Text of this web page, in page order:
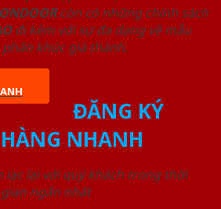
còn có những chính sách
đi kèm với sự đa dạng về mẫu
khúc giá thành.
ĐĂNG KÝ
NHANH
lạc lại với quý khách trong thời
gian ngắn nhất